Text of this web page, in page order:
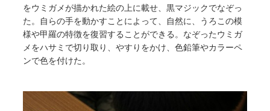
をウミガメが描かれた絵の上に載せ、黒マジックでなぞっ
た。自らの手を動かすことによって、自然に、うろこの模
様や甲羅の特徴を復習することができる。なぞったウミガ
メをハサミで切り取り、やすりをかけ、色鉛筆やカラーペ
ンで色を付けた。